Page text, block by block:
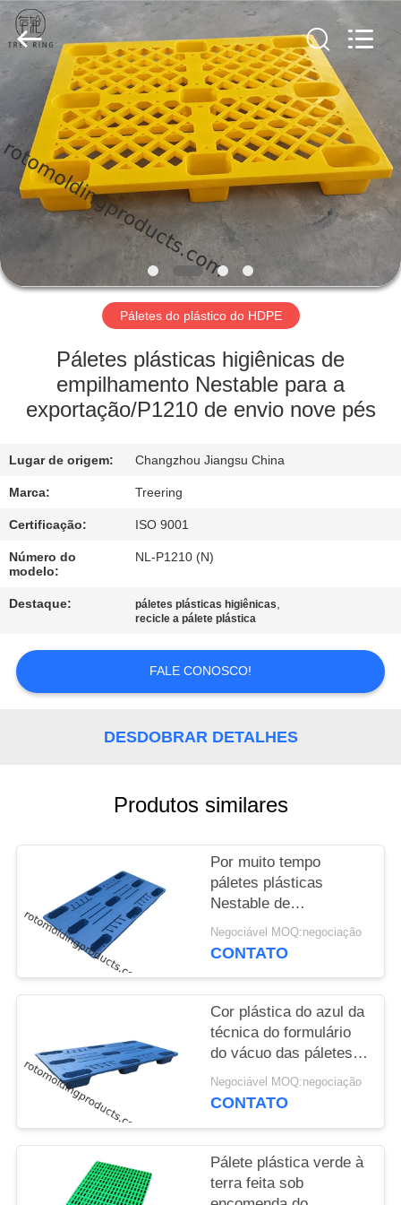
CASA
PRODUTOS
VÍDEOS
SOBRE
NÓS
EXCURSÃO
FÁBRICA
CONTROLE
DA
QUALIDADE
CONTACTE-
NOS
UMAS
CITAÇÕES
SITE
PRIVACY
POLICY
Plastics
CO.,
All
Reserved.
Páletes do plástico do HDPE
Páletes plásticas higiênicas de
empilhamento Nestable para a
exportação/P1210 de envio nove pés
Lugar de origem: Changzhou Jiangsu China
Marca: Treering
Certificação: ISO 9001
Número do
modelo:
NL-P1210 (N)
Destaque: páletes plásticas higiênicas,
recicle a pálete plástica
FALE CONOSCO!
DESDOBRAR DETALHES
Produtos similares
Por muito tempo
páletes plásticas
Nestable de
1970*1010mm
Thermoforming feitas
Negociável MOQ:negociação
CONTATO
Cor plástica do azul da
técnica do formulário
do vácuo das páletes
do HDPE
Thermoformed
Negociável MOQ:negociação
CONTATO
Pálete plástica verde à
terra feita sob